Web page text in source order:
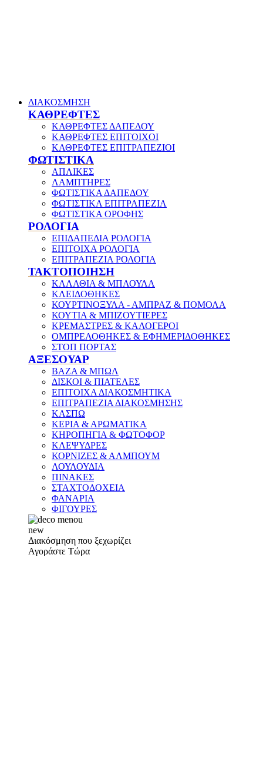
ΔΙΑΚΟΣΜΗΣΗ
ΚΑΘΡΕΦΤΕΣ
ΚΑΘΡΕΦΤΕΣ ΔΑΠΕΔΟΥ
ΚΑΘΡΕΦΤΕΣ ΕΠΙΤΟΙΧΟΙ
ΚΑΘΡΕΦΤΕΣ ΕΠΙΤΡΑΠΕΖΙΟΙ
ΦΩΤΙΣΤΙΚΑ
ΑΠΛΙΚΕΣ
ΛΑΜΠΤΗΡΕΣ
ΦΩΤΙΣΤΙΚΑ ΔΑΠΕΔΟΥ
ΦΩΤΙΣΤΙΚΑ ΕΠΙΤΡΑΠΕΖΙΑ
ΦΩΤΙΣΤΙΚΑ ΟΡΟΦΗΣ
ΡΟΛΟΓΙΑ
ΕΠΙΔΑΠΕΔΙΑ ΡΟΛΟΓΙΑ
ΕΠΙΤΟΙΧΑ ΡΟΛΟΓΙΑ
ΕΠΙΤΡΑΠΕΖΙΑ ΡΟΛΟΓΙΑ
ΤΑΚΤΟΠΟΙΗΣΗ
ΚΑΛΑΘΙΑ & ΜΠΑΟΥΛΑ
ΚΛΕΙΔΟΘΗΚΕΣ
ΚΟΥΡΤΙΝΟΞΥΛΑ - ΑΜΠΡΑΖ & ΠΟΜΟΛΑ
ΚΟΥΤΙΑ & ΜΠΙΖΟΥΤΙΕΡΕΣ
ΚΡΕΜΑΣΤΡΕΣ & ΚΑΛΟΓΕΡΟΙ
ΟΜΠΡΕΛΟΘΗΚΕΣ & ΕΦΗΜΕΡΙΔΟΘΗΚΕΣ
ΣΤΟΠ ΠΟΡΤΑΣ
ΑΞΕΣΟΥΑΡ
ΒΑΖΑ & ΜΠΩΛ
ΔΙΣΚΟΙ & ΠΙΑΤΕΛΕΣ
ΕΠΙΤΟΙΧΑ ΔΙΑΚΟΣΜΗΤΙΚΑ
ΕΠΙΤΡΑΠΕΖΙΑ ΔΙΑΚΟΣΜΗΣΗΣ
ΚΑΣΠΩ
ΚΕΡΙΑ & ΑΡΩΜΑΤΙΚΑ
ΚΗΡΟΠΗΓΙΑ & ΦΩΤΟΦΟΡ
ΚΛΕΨΥΔΡΕΣ
ΚΟΡΝΙΖΕΣ & ΑΛΜΠΟΥΜ
ΛΟΥΛΟΥΔΙΑ
ΠΙΝΑΚΕΣ
ΣΤΑΧΤΟΔΟΧΕΙΑ
ΦΑΝΑΡΙΑ
ΦΙΓΟΥΡΕΣ
new
Διακόσμηση που ξεχωρίζει
Αγοράστε Τώρα